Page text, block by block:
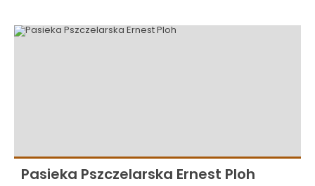
Pasieka Pszczelarska Ernest Ploh